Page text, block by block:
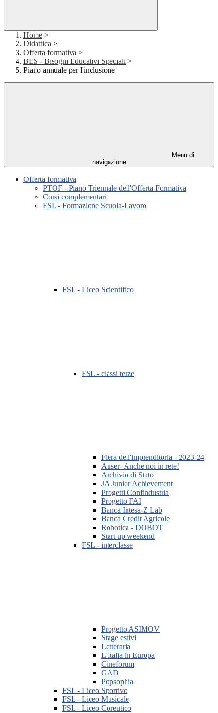
Home >
Didattica >
Offerta formativa >
BES - Bisogni Educativi Speciali >
Piano annuale per l'inclusione
Menu di
navigazione
Offerta formativa
PTOF - Piano Triennale dell'Offerta Formativa
Corsi complementari
FSL - Formazione Scuola-Lavoro
FSL - Liceo Scientifico
FSL - classi terze
Fiera dell'imprenditoria - 2023-24
Auser- Anche noi in rete!
Archivio di Stato
JA Junior Achievement
Progetti Confindustria
Progetto FAI
Banca Intesa-Z Lab
Banca Credit Agricole
Robotica - DOBOT
Start up weekend
FSL - interclasse
Progetto ASIMOV
Stage estivi
Letteraria
L'Italia in Europa
Cineforum
GAD
Popsophia
FSL - Liceo Sportivo
FSL - Liceo Musicale
FSL - Liceo Coreutico